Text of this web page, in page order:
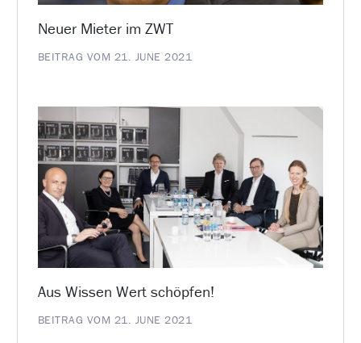
Neuer Mieter im ZWT
BEITRAG VOM 21. JUNE 2021
Aus Wissen Wert schöpfen!
BEITRAG VOM 21. JUNE 2021